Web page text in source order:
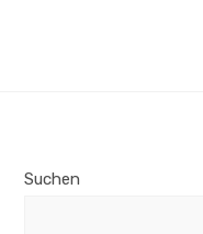
Suchen